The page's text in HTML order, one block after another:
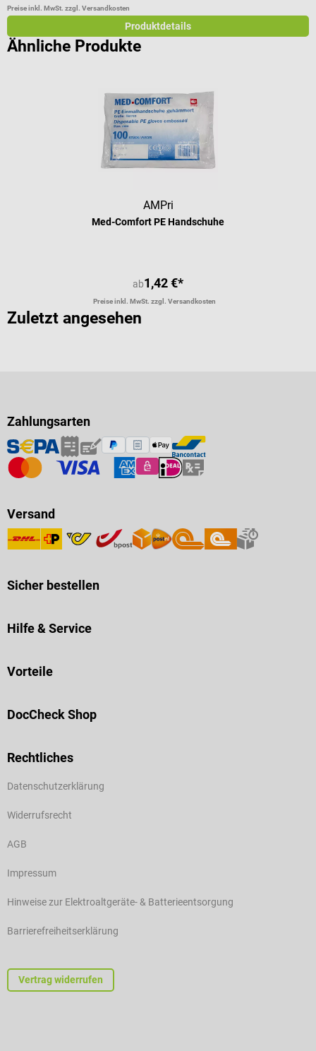
Preise inkl. MwSt. zzgl. Versandkosten
Produktdetails
Ähnliche Produkte
AMPri
Med-Comfort PE Handschuhe
ab1,42 €*
Preise inkl. MwSt. zzgl. Versandkosten
Zuletzt angesehen
Zahlungsarten
Versand
Sicher bestellen
Hilfe & Service
Vorteile
DocCheck Shop
Rechtliches
Datenschutzerklärung
Widerrufsrecht
AGB
Impressum
Hinweise zur Elektroaltgeräte- & Batterieentsorgung
Barrierefreiheitserklärung
Vertrag widerrufen